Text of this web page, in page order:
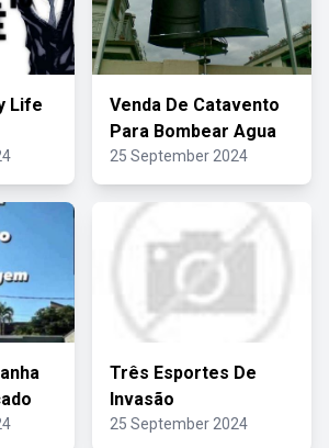
Life
Venda De Catavento
Para Bombear Agua
25 September 2024
Três Esportes De
Invasão
25 September 2024